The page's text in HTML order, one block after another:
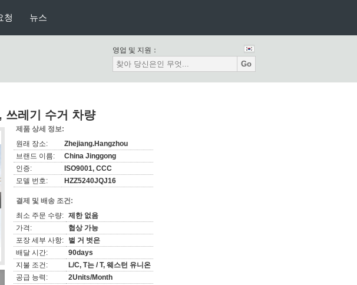
청 뉴스
영업 및 지원：
Go
쓰레기 수거 차량
제품 상세 정보:
원래 장소:
Zhejiang.Hangzhou
브랜드 이름:
China Jinggong
인증:
ISO9001, CCC
모델 번호:
HZZ5240JQJ16
결제 및 배송 조건:
최소 주문 수량: 제한 없음
가격:
협상 가능
포장 세부 사항:
벌 거 벗은
배달 시간:
90days
지불 조건:
L/C, T는 / T, 웨스턴 유니온
공급 능력:
2Units/Month